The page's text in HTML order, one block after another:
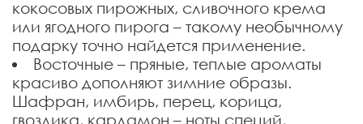
кокосовых пирожных, сливочного крема
или ягодного пирога – такому необычному
подарку точно найдется применение.
Восточные – пряные, теплые ароматы
красиво дополняют зимние образы.
Шафран, имбирь, перец, корица,
гвоздика, кардамон – ноты специй,